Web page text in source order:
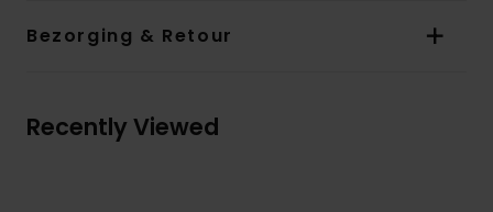
Bezorging & Retour
Recently Viewed